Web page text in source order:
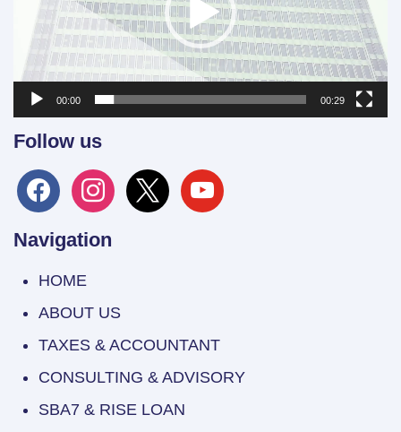
00:00 00:29
Follow us
facebookinstagram
x youtube
Navigation
HOME
ABOUT US
TAXES & ACCOUNTANT
CONSULTING & ADVISORY
SBA7 & RISE LOAN